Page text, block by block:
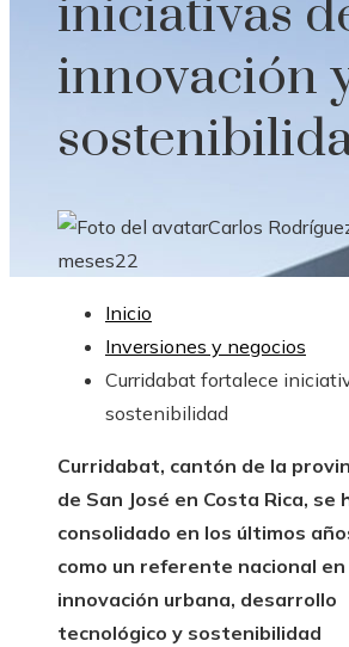
iniciativas
innovación
Carlos
meses22
Inicio
Inversiones y negocios
Curridabat fortalece
sostenibilidad
Curridabat, cantón de la
de San José en Costa Rica, se
consolidado en los últimos
como un referente nacional en
innovación urbana, desarrollo
tecnológico y sostenibilidad